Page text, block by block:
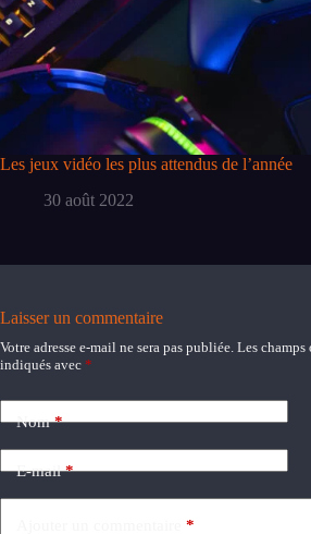
Les jeux vidéo les plus attendus de l’année
30 août 2022
Laisser un commentaire
Votre adresse e-mail ne sera pas publiée. Les
indiqués avec *
Nom*
E-mail*
*